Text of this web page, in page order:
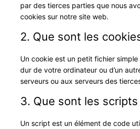
par des tierces parties que nous
cookies sur notre site web.
2. Que sont les
Un cookie est un petit fichier
dur de votre ordinateur ou d’un
serveurs ou aux serveurs des
3. Que sont les scripts
Un script est un élément de code